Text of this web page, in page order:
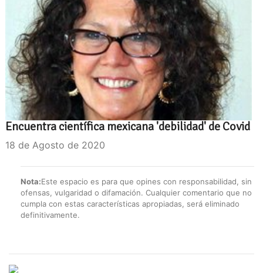
Encuentra científica mexicana 'debilidad' de Covid
18 de Agosto de 2020
Nota:Este espacio es para que opines con responsabilidad, sin
ofensas, vulgaridad o difamación. Cualquier comentario que no
cumpla con estas características apropiadas, será eliminado
definitivamente.